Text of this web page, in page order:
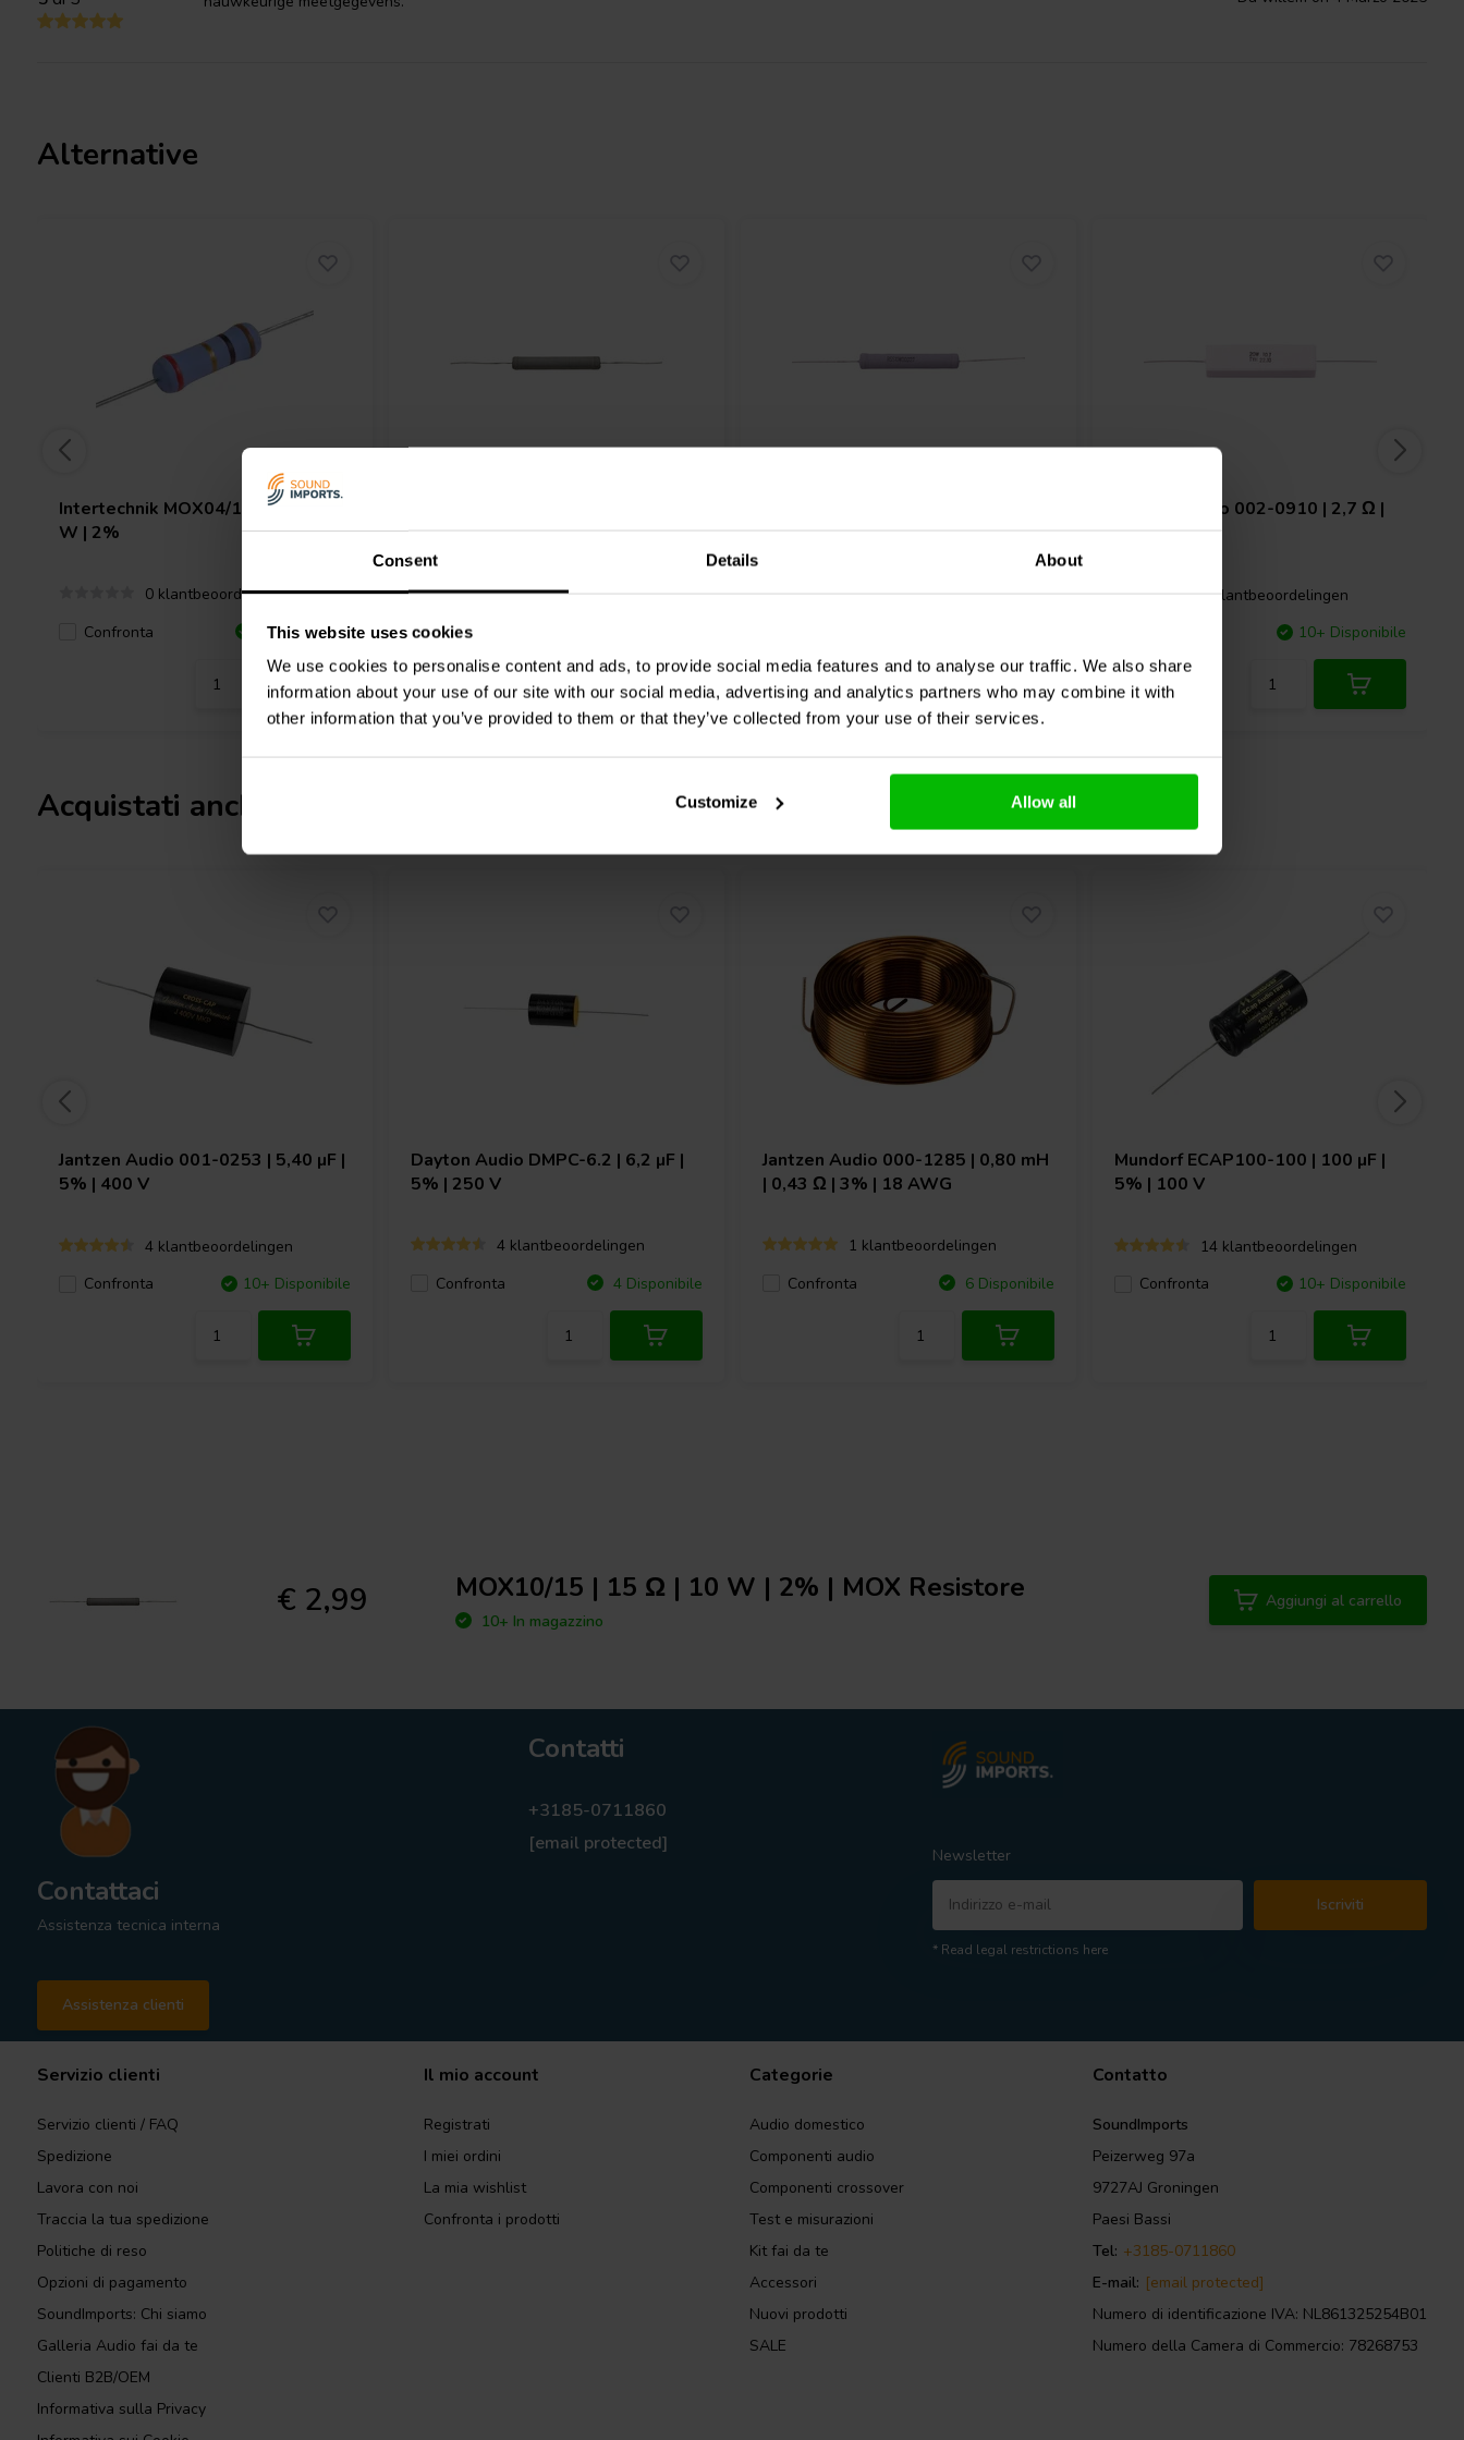
Consent Details About
This website uses cookies
We use cookies to personalise content and ads, to provide social media features and to analyse our traffic. We also share
information about your use of our site with our social media, advertising and analytics partners who may combine it with
other information that you’ve provided to them or that they’ve collected from your use of their services.
Customize Allow all
I.T. Intertechnik article code: 1341984
Alternative
Intertechnik MOX04/18 | 18 Ω | 4
W | 2%
0 klantbeoordelingen
Confronta
1 Disponibile
10 W | 2%
2 klantbeoordelingen
Confronta
W | 5%
6 klantbeoordelingen
Jantzen Audio 002-0910 | 2,7 Ω |
20 W | 5%
2 klantbeoordelingen
10+ Disponibile
Acquistati anche da altri
Jantzen Audio 001-0253 | 5,40 µF |
5% | 400 V
4 klantbeoordelingen
Confronta
10+ Disponibile
Dayton Audio DMPC-6.2 | 6,2 µF |
5% | 250 V
4 klantbeoordelingen
Confronta
4 Disponibile
Jantzen Audio 000-1285 | 0,80 mH
| 0,43 Ω | 3% | 18 AWG
1 klantbeoordelingen
Confronta
6 Disponibile
MundorfECAP100-100 | 100 µF |
5% | 100 V
14 klantbeoordelingen
Confronta
10+ Disponibile
€ 2,99 MOX10/15 | 15 Ω | 10 W | 2% | MOX Resistore
10+ In magazzino
Aggiungi al carrello
Contattaci
Assistenza tecnica interna
Assistenza clienti
Contatti
+3185-0711860
[email protected]
Newsletter
Iscriviti
* Read legal restrictions here
Servizio clienti
Servizio clienti / FAQ
Spedizione
Lavora con noi
Traccia la tua spedizione
Politiche di reso
Opzioni di pagamento
SoundImports: Chi siamo
Galleria Audio fai da te
Clienti B2B/OEM
Informativa sulla Privacy
Il mio account
Registrati
I miei ordini
La mia wishlist
Confronta i prodotti
Categorie
Audio domestico
Componenti audio
Componenti crossover
Test e misurazioni
Kit fai da te
Accessori
Nuovi prodotti
SALE
Contatto
SoundImports
Peizerweg 97a
9727AJ Groningen
Paesi Bassi
Tel: +3185-0711860
E-mail: [email protected]
Numero di identificazione IVA: NL861325254B01
Numero della Camera di Commercio: 78268753